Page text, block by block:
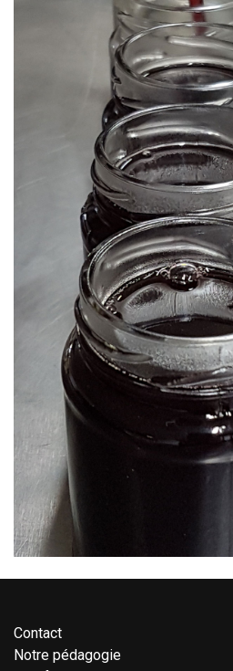
Contact
Notre pédagogie